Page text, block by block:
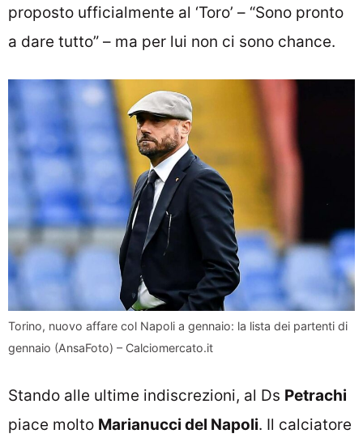
proposto ufficialmente al ‘Toro’ – “Sono pronto
a dare tutto” – ma per lui non ci sono chance.
Torino, nuovo affare col Napoli a gennaio: la lista dei partenti di
gennaio (AnsaFoto) – Calciomercato.it
Stando alle ultime indiscrezioni, al Ds Petrachi
piace molto Marianucci del Napoli. Il calciatore